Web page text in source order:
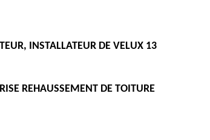
INSTALLATEUR DE VELUX 13
REHAUSSEMENT DE TOITURE